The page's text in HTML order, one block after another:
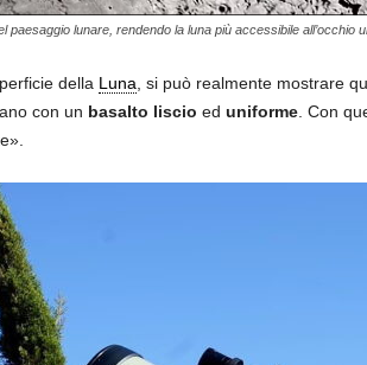
paesaggio lunare, rendendo la luna più accessibile all’occhio
della Luna , si può realmente mostrare
con un basalto liscio ed uniforme. Con